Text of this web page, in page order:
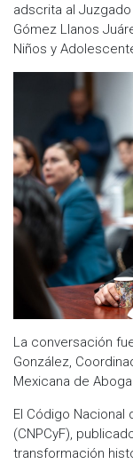
adscrita al Juzgado
Gómez Llanos
Niños y
La conversación
González,
Mexicana de
El Código Nacional
(CNPCyF),
transformación